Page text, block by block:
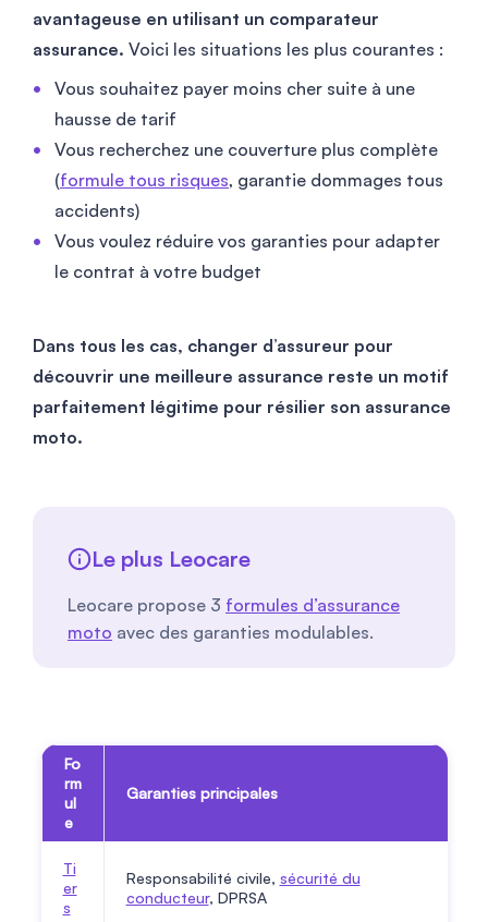
avantageuse en utilisant un comparateur
assurance. Voici les situations les plus courantes :
Vous souhaitez payer moins cher suite à une
hausse de tarif
Vous recherchez une couverture plus complète
(formule tous risques, garantie dommages tous
accidents)
Vous voulez réduire vos garanties pour adapter
le contrat à votre budget
Dans tous les cas, changer d’assureur pour
découvrir une meilleure assurance reste un motif
parfaitement légitime pour résilier son assurance
moto.
Le plus Leocare
Leocare propose 3 formules d’assurance
moto avec des garanties modulables.
Fo
rm
ul
e
Garanties principales
Ti
er
s
Responsabilité civile, sécurité du
conducteur, DPRSA